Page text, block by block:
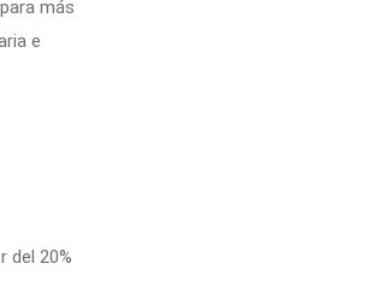
más
e
del 20%